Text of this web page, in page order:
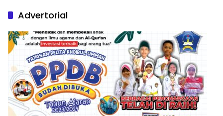
Advertorial